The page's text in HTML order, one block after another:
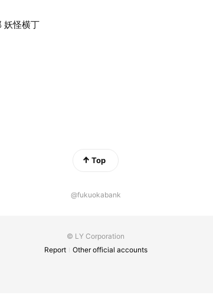
妖怪横丁
Top
@fukuokabank
© LY Corporation
Report
Other official accounts